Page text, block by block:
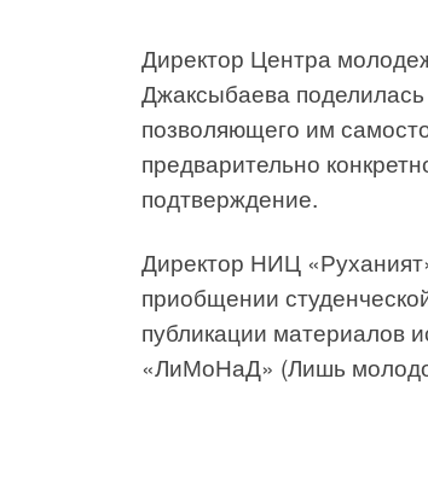
Директор Центра
Джаксыбаева поделилась
позволяющего им
предварительно
подтверждение.
Директор НИЦ
приобщении
публикации материалов
«ЛиМоНаД» (Лишь